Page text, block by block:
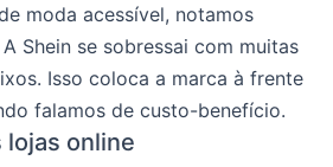
moda acessível, notamos
Shein se sobressai com muitas
Isso coloca a marca à frente
falamos de custo-benefício.
lojas online